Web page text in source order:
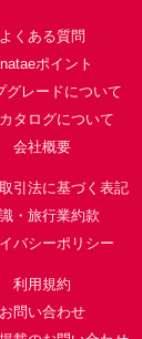
よくある質問
ポイント
グレードについて
タログについて
会社概要
引法に基づく表記
・旅行業約款
バシーポリシー
利用規約
お問い合わせ